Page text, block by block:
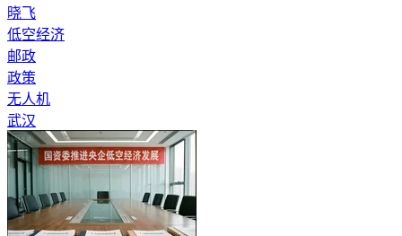
晓飞
低空经济
邮政
政策
无人机
武汉